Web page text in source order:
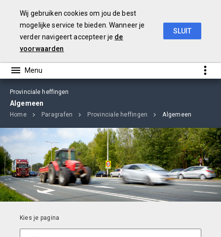
Provinciale heffingen
Algemeen
Home Paragrafen Provinciale heffingen Algemeen
Wij gebruiken cookies om jou de best
mogelijke service te bieden. Wanneer je
verder navigeert accepteer je de
voorwaarden
SLUIT